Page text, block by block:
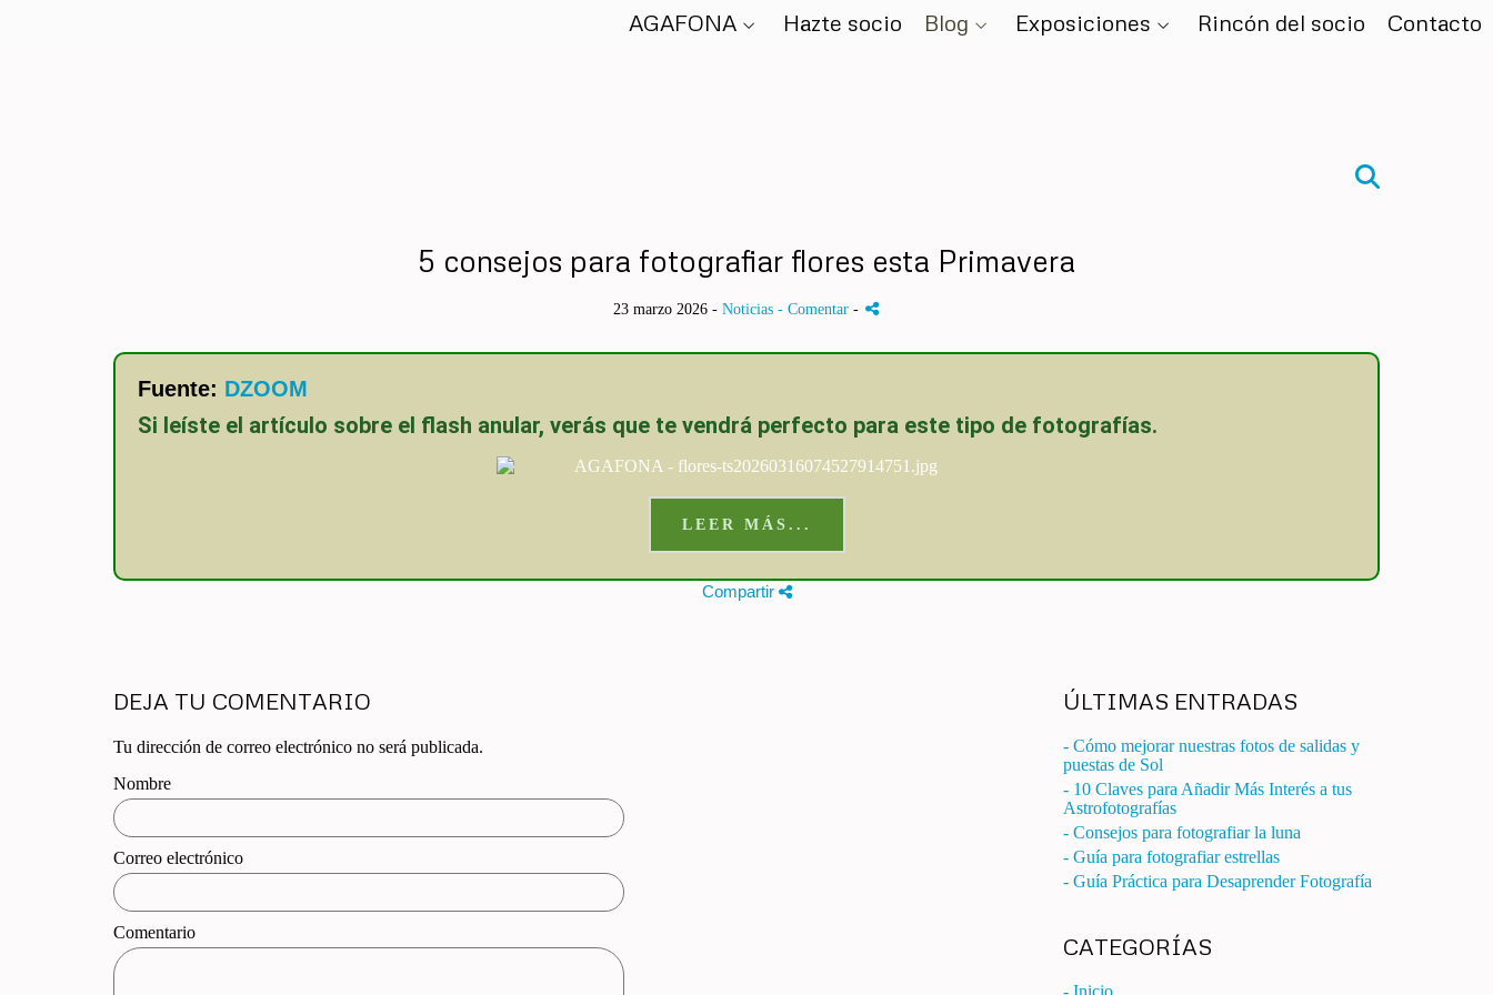
AGAFONA Hazte socio Blog Exposiciones Rincón del socio Contacto
5 consejos para fotografiar flores esta Primavera
23 marzo 2026 - Noticias - Comentar -
Fuente: DZOOM
Si leíste el artículo sobre el flash anular, verás que te vendrá perfecto para este tipo de fotografías.
LEER MÁS...
Compartir
DEJA TU COMENTARIO
Tu dirección de correo electrónico no será publicada.
Nombre
Correo electrónico
Comentario
ÚLTIMAS ENTRADAS
- Cómo mejorar nuestras fotos de salidas y
puestas de Sol
- 10 Claves para Añadir Más Interés a tus
Astrofotografías
- Consejos para fotografiar la luna
- Guía para fotografiar estrellas
- Guía Práctica para Desaprender Fotografía
CATEGORÍAS
- Inicio